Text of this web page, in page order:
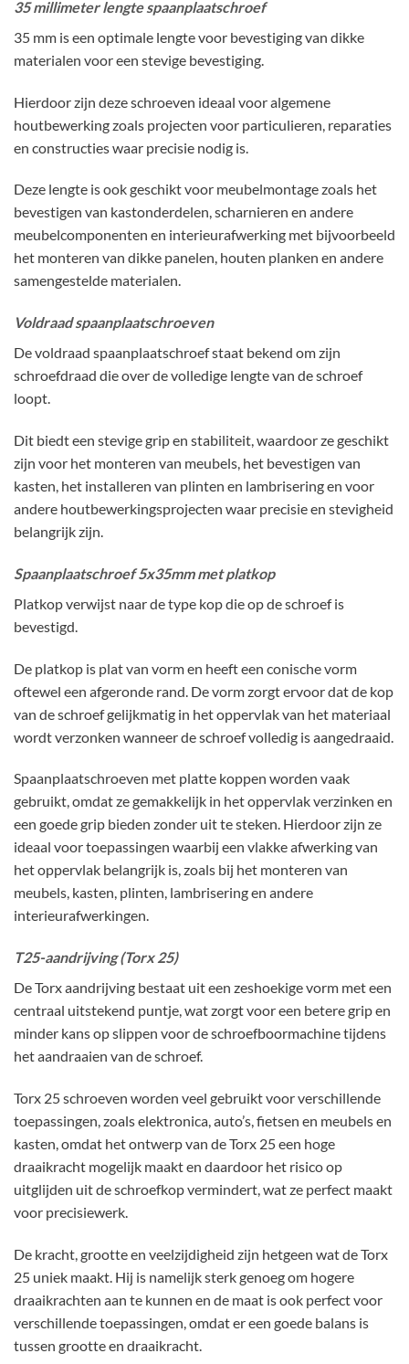
35 millimeter lengte spaanplaatschroef
35 mm is een optimale lengte voor bevestiging van dikke
materialen voor een stevige bevestiging.
Hierdoor zijn deze schroeven ideaal voor algemene
houtbewerking zoals projecten voor particulieren, reparaties
en constructies waar precisie nodig is.
Deze lengte is ook geschikt voor meubelmontage zoals het
bevestigen van kastonderdelen, scharnieren en andere
meubelcomponenten en interieurafwerking met bijvoorbeeld
het monteren van dikke panelen, houten planken en andere
samengestelde materialen.
Voldraad spaanplaatschroeven
De voldraad spaanplaatschroef staat bekend om zijn
schroefdraad die over de volledige lengte van de schroef
loopt.
Dit biedt een stevige grip en stabiliteit, waardoor ze geschikt
zijn voor het monteren van meubels, het bevestigen van
kasten, het installeren van plinten en lambrisering en voor
andere houtbewerkingsprojecten waar precisie en stevigheid
belangrijk zijn.
Spaanplaatschroef 5x35mm met platkop
Platkop verwijst naar de type kop die op de schroef is
bevestigd.
De platkop is plat van vorm en heeft een conische vorm
oftewel een afgeronde rand. De vorm zorgt ervoor dat de kop
van de schroef gelijkmatig in het oppervlak van het materiaal
wordt verzonken wanneer de schroef volledig is aangedraaid.
Spaanplaatschroeven met platte koppen worden vaak
gebruikt, omdat ze gemakkelijk in het oppervlak verzinken en
een goede grip bieden zonder uit te steken. Hierdoor zijn ze
ideaal voor toepassingen waarbij een vlakke afwerking van
het oppervlak belangrijk is, zoals bij het monteren van
meubels, kasten, plinten, lambrisering en andere
interieurafwerkingen.
T25-aandrijving (Torx 25)
De Torx aandrijving bestaat uit een zeshoekige vorm met een
centraal uitstekend puntje, wat zorgt voor een betere grip en
minder kans op slippen voor de schroefboormachine tijdens
het aandraaien van de schroef.
Torx 25 schroeven worden veel gebruikt voor verschillende
toepassingen, zoals elektronica, auto’s, fietsen en meubels en
kasten, omdat het ontwerp van de Torx 25 een hoge
draaikracht mogelijk maakt en daardoor het risico op
uitglijden uit de schroefkop vermindert, wat ze perfect maakt
voor precisiewerk.
De kracht, grootte en veelzijdigheid zijn hetgeen wat de Torx
25 uniek maakt. Hij is namelijk sterk genoeg om hogere
draaikrachten aan te kunnen en de maat is ook perfect voor
verschillende toepassingen, omdat er een goede balans is
tussen grootte en draaikracht.